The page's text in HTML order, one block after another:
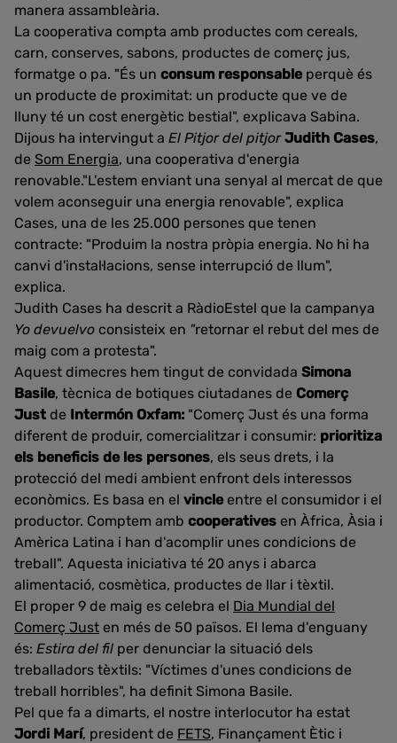
manera assambleària.
La cooperativa compta amb productes com cereals,
carn, conserves, sabons, productes de comerç jus,
formatge o pa. "És un consum responsableperquè és
un producte de proximitat: un producte que ve de
lluny té un cost energètic bestial", explicava Sabina.
Dijous ha intervingut a El Pitjor del pitjor Judith Cases,
de Som Energia, una cooperativa d'energia
renovable."L'estem enviant una senyal al mercat de que
volem aconseguir una energia renovable", explica
Cases, una de les 25.000 persones que tenen
contracte: "Produim la nostra pròpia energia. No hi ha
canvi d'instal·lacions, sense interrupció de llum",
explica.
Judith Cases ha descrit a RàdioEstel que la campanya
Yo devuelvo consisteix en "retornar el rebut del mes de
maig com a protesta".
Aquest dimecres hem tingut de convidada Simona
Basile, tècnica de botiques ciutadanes de Comerç
Just de Intermón Oxfam: "Comerç Just és una forma
diferent de produir, comercialitzar i consumir: prioritiza
els beneficis de les persones, els seus drets, i la
protecció del medi ambient enfront dels interessos
econòmics. Es basa en el vincleentre el consumidor i el
productor. Comptem amb cooperatives en Àfrica, Àsia i
Amèrica Latina i han d'acomplir unes condicions de
treball". Aquesta iniciativa té 20 anys i abarca
alimentació, cosmètica, productes de llar i tèxtil.
El proper 9 de maig es celebra el Dia Mundial del
Comerç Just en més de 50 països. El lema d'enguany
és: Estira del fil per denunciar la situació dels
treballadors tèxtils: "Víctimes d'unes condicions de
treball horribles", ha definit Simona Basile.
Pel que fa a dimarts, el nostre interlocutor ha estat
Jordi Marí, president de FETS, Finançament Ètic i